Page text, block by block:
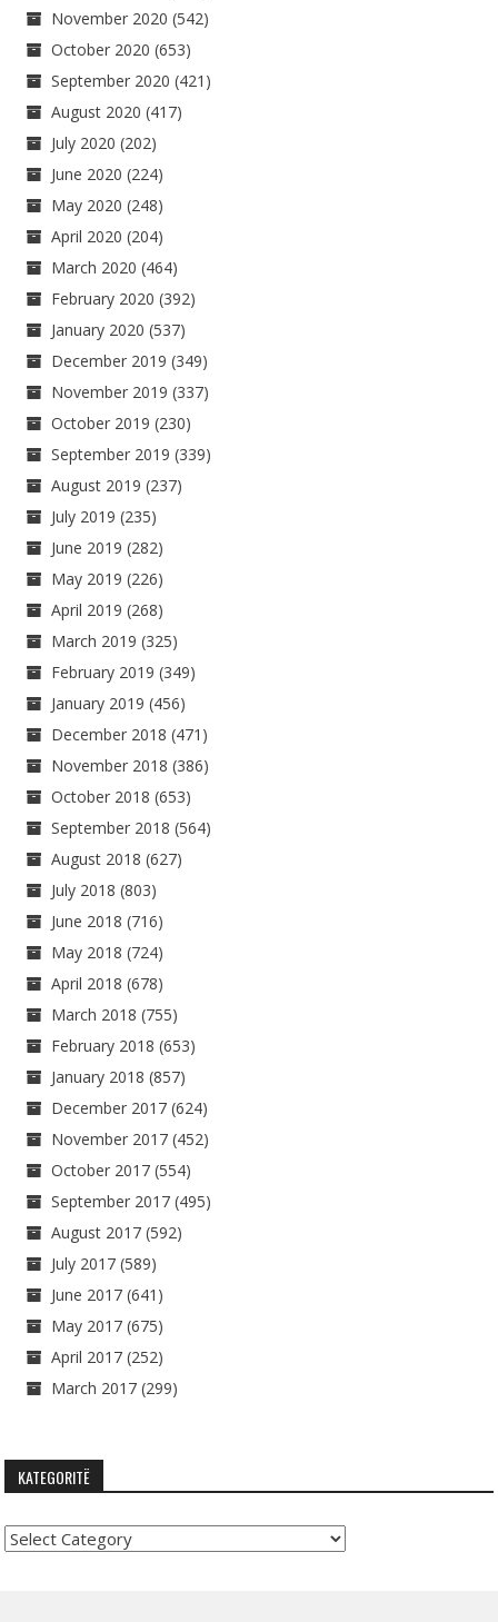
November 2020 (542)
October 2020 (653)
September 2020 (421)
August 2020 (417)
July 2020 (202)
June 2020 (224)
May 2020 (248)
April 2020 (204)
March 2020 (464)
February 2020 (392)
January 2020 (537)
December 2019 (349)
November 2019 (337)
October 2019 (230)
September 2019 (339)
August 2019 (237)
July 2019 (235)
June 2019 (282)
May 2019 (226)
April 2019 (268)
March 2019 (325)
February 2019 (349)
January 2019 (456)
December 2018 (471)
November 2018 (386)
October 2018 (653)
September 2018 (564)
August 2018 (627)
July 2018 (803)
June 2018 (716)
May 2018 (724)
April 2018 (678)
March 2018 (755)
February 2018 (653)
January 2018 (857)
December 2017 (624)
November 2017 (452)
October 2017 (554)
September 2017 (495)
August 2017 (592)
July 2017 (589)
June 2017 (641)
May 2017 (675)
April 2017 (252)
March 2017 (299)
KATEGORITË
Kategoritë